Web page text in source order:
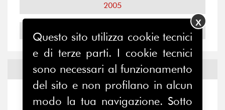
2005
2004
Notizie edEventi
Eventi
Questo sito utilizza cookie tecnici
e di terze parti. I cookie tecnici
sono necessari al funzionamento
del sito e non profilano in alcun
modo la tua navigazione. Sotto
X